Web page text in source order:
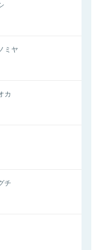
ミヤ
カ
チ